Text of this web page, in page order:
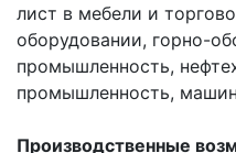
лист в мебели и
оборудовании, горно-
промышленность,
промышленность,
Производственные